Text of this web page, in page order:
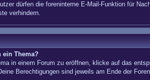
dürfen die foreninterne E-Mail-Funktion für
verhindern.
ein Thema?
in einem Forum zu eröffnen, klicke auf das
Berechtigungen sind jeweils am Ende der